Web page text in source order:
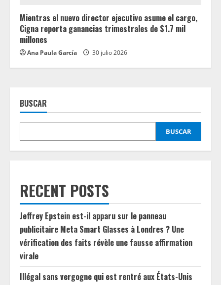
Mientras el nuevo director ejecutivo asume el cargo,
Cigna reporta ganancias trimestrales de $1.7 mil
millones
Ana Paula García 30 julio 2026
BUSCAR
BUSCAR
RECENT POSTS
Jeffrey Epstein est-il apparu sur le panneau
publicitaire Meta Smart Glasses à Londres ? Une
vérification des faits révèle une fausse affirmation
virale
Illégal sans vergogne qui est rentré aux États-Unis